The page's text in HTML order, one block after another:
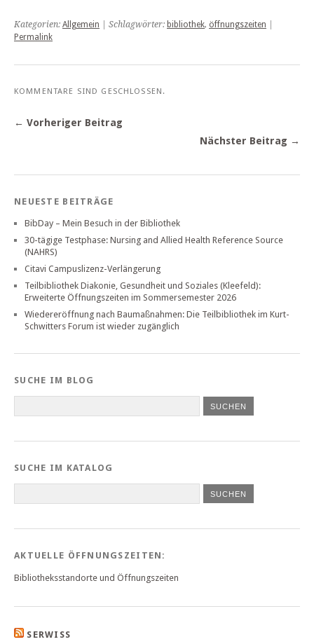
Kategorien: Allgemein | Schlagwörter: bibliothek, öffnungszeiten
Permalink
KOMMENTARE SIND GESCHLOSSEN.
← Vorheriger Beitrag
Nächster Beitrag →
NEUESTE BEITRÄGE
BibDay – Mein Besuch in der Bibliothek
30-tägige Testphase: Nursing and Allied Health Reference Source
(NAHRS)
Citavi Campuslizenz-Verlängerung
Teilbibliothek Diakonie, Gesundheit und Soziales (Kleefeld):
Erweiterte Öffnungszeiten im Sommersemester 2026
Wiedereröffnung nach Baumaßnahmen: Die Teilbibliothek im Kurt-
Schwitters Forum ist wieder zugänglich
SUCHE IM BLOG
SUCHE IM KATALOG
SUCHEN
AKTUELLE ÖFFNUNGSZEITEN:
Bibliotheksstandorte und Öffnungszeiten
SERWISS